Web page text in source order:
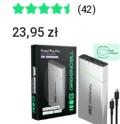
(42)
23,95 zł